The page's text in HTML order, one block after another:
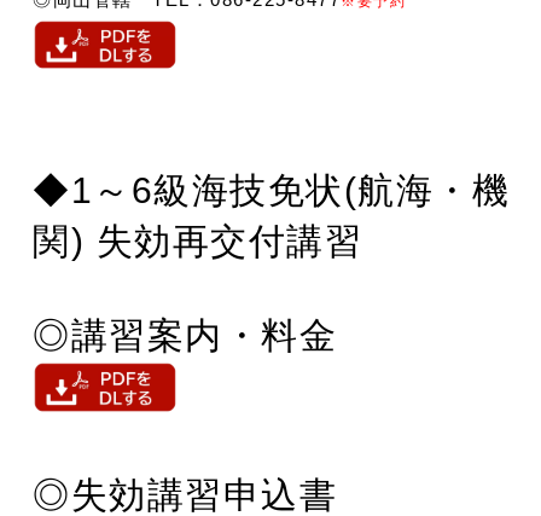
◆1～6級海技免状(航海・機
関) 失効再交付講習
◎講習案内・料金
◎失効講習申込書